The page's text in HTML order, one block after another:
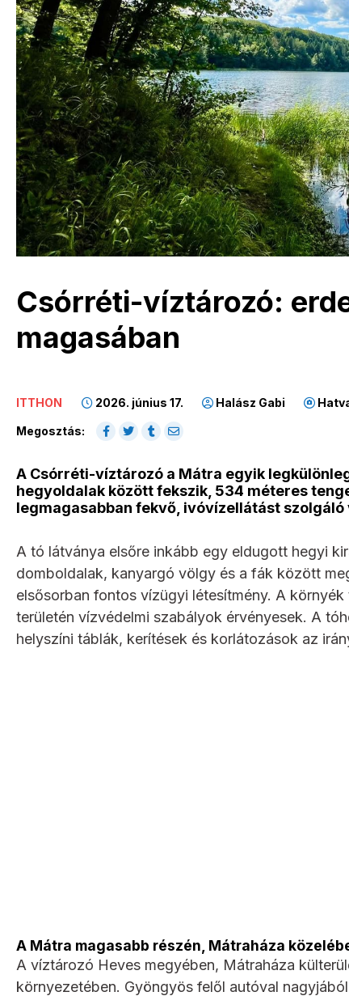
Csórréti-víztározó:
magasában
ITTHON 2026. június 17. Halász Gabi
Megosztás:
A Csórréti-víztározó a Mátra egyik
hegyoldalak között fekszik, 534 méteres
legmagasabban fekvő, ivóvízellátást
A tó látványa elsőre inkább egy eldugott hegyi
domboldalak, kanyargó völgy és a fák között
elsősorban fontos vízügyi létesítmény. A
területén vízvédelmi szabályok érvényesek. A
helyszíni táblák, kerítések és korlátozások az
A Mátra magasabb részén, Mátraháza
A víztározó Heves megyében, Mátraháza
környezetében. Gyöngyös felől autóval